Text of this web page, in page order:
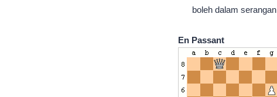
boleh dalam serangan
En Passant